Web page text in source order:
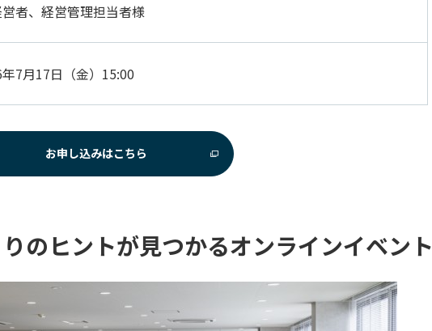
者、経営管理担当者様
7月17日（金）15:00
お申し込みはこちら
のヒントが見つかるオンラインイベント